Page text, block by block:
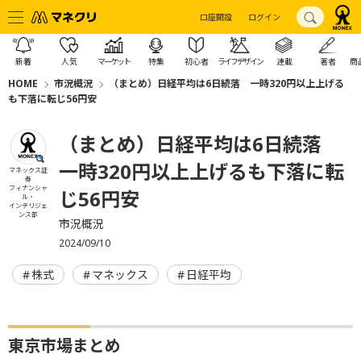
口座開設 ログイン
新着 人気 マーケット 特集 初心者 ライフデザイン 連載 著者 商
HOME 市況概況
（まとめ）日経平均は6日続落 一時320円以上上げる
も下落に転じ56円安
マネックス証
券
フィナンシャ
ル・
インテリジェ
ンス部
（まとめ）日経平均は6日続落
一時320円以上上げるも下落に転
じ56円安
市況概況
2024/09/10
株式 マネックス 日経平均
東京市場まとめ